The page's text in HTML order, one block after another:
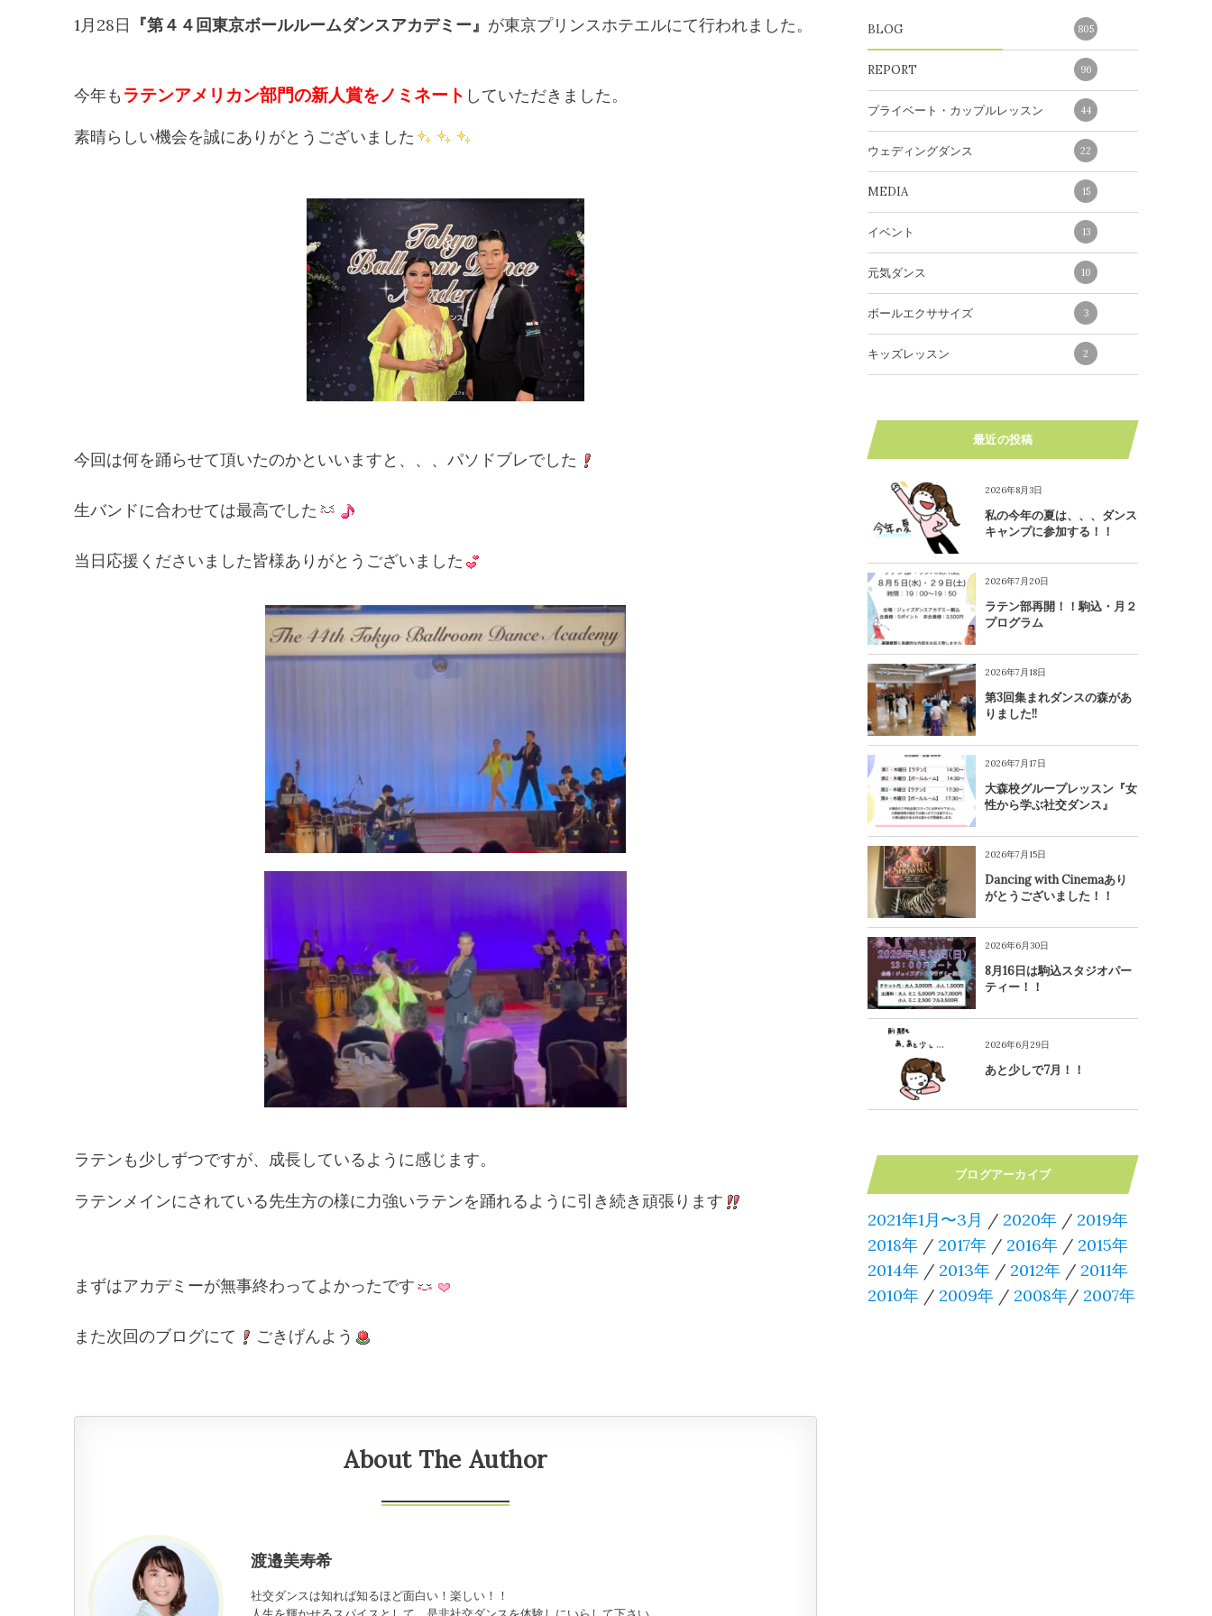
1月28日 『第４４回東京ボールルームダンスアカデミー』 が東京プリンスホテエルにて行われました。
今年も ラテンアメリカン部門の新人賞をノミネート していただきました。
素晴らしい機会を誠にありがとうございました
今回は何を踊らせて頂いたのかといいますと、、、パソドブレでした
生バンドに合わせては最高でした
当日応援くださいました皆様ありがとうございました
ラテンも少しずつですが、成長しているように感じます。
ラテンメインにされている先生方の様に力強いラテンを踊れるように引き続き頑張ります
まずはアカデミーが無事終わってよかったです
また次回のブログにて ごきげんよう
About The Author
渡邉美寿希
社交ダンスは知れば知るほど面白い！楽しい！！
BLOG 805
REPORT 96
プライベート・カップルレッスン 44
ウェディングダンス 22
MEDIA 15
イベント 13
元気ダンス 10
ボールエクササイズ 3
キッズレッスン 2
最近の投稿
2026年8月3日
私の今年の夏は、、、ダンス
キャンプに参加する！！
2026年7月20日
ラテン部再開！！駒込・月２
プログラム
2026年7月18日
第3回集まれダンスの森があ
りました!!
2026年7月17日
大森校グループレッスン『女
性から学ぶ社交ダンス』
2026年7月15日
Dancing with Cinemaあり
がとうございました！！
2026年6月30日
8月16日は駒込スタジオパー
ティー！！
2026年6月29日
あと少しで7月！！
ブログアーカイブ
2021年1月〜3月 / 2020年 / 2019年
2018年 / 2017年 / 2016年 / 2015年
2014年 / 2013年 / 2012年 / 2011年
2010年 / 2009年 / 2008年/ 2007年